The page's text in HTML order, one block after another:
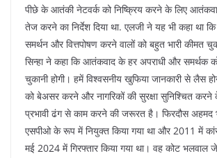
पीछे के आतंकी नेटवर्क को निष्क्रिय करने के लिए
तेज करने का निर्देश दिया था. एलजी ने यह भी कहा था
समर्थन और वित्तपोषण करने वालों को बहुत भारी कीमत
सिन्हा ने कहा कि आतंकवाद के हर अपराधी और समर्थक
चुकानी होगी। हमें विश्वसनीय खुफिया जानकारी से लैस
को बेअसर करने और नागरिकों की सुरक्षा सुनिश्चित
प्रभावी ढंग से काम करने की जरूरत है। फिरदौस
एसपीओ के रूप में नियुक्त किया गया था और 2011 में
मई 2024 में गिरफ्तार किया गया था। वह कोट भलवाल